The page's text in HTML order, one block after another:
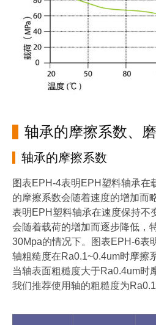
轴承的摩擦系数、
轴承的摩擦系数
图表EPH-4表明EPH塑料轴承在
的摩擦系数会随着速度的增加而
表明EPH塑料轴承在速度保持不
会随着载荷的增加而逐步降低，
30Mpa的情况下。图表EPH-6表
轴粗糙度在Ra0.1~0.4um时摩擦
当轴表面粗糙度大于Ra0.4um时
我们推荐使用轴的粗糙度为